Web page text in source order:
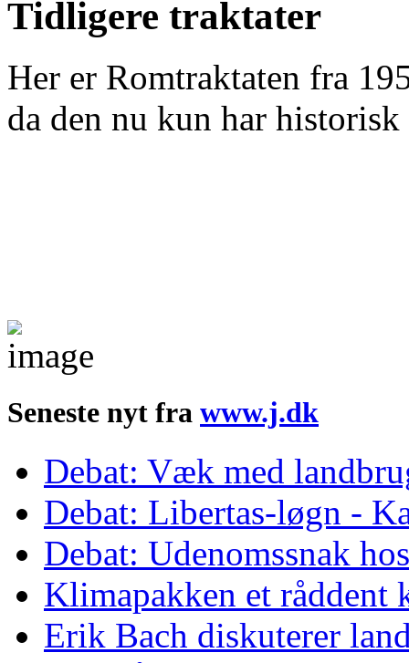
Tidligere traktater
Her er Romtraktaten fra
da den nu kun har historisk
Seneste nyt fra www.j.dk
Debat: Væk med
Debat: Libertas-løgn -
Debat: Udenomssnak
Klimapakken et råddent
Erik Bach diskuterer